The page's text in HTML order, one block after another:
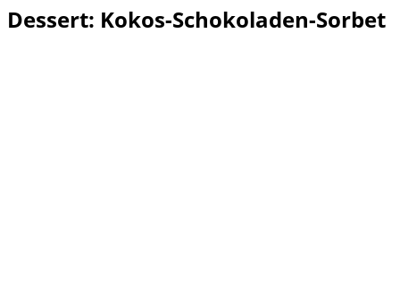
Dessert: Kokos-Schokoladen-Sorbet